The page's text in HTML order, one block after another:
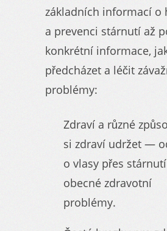
základních informací o
a prevenci stárnutí až
konkrétní informace,
předcházet a léčit
problémy:
Zdraví a různé
si zdraví udržet —
o vlasy přes
obecné zdravotní
problémy.